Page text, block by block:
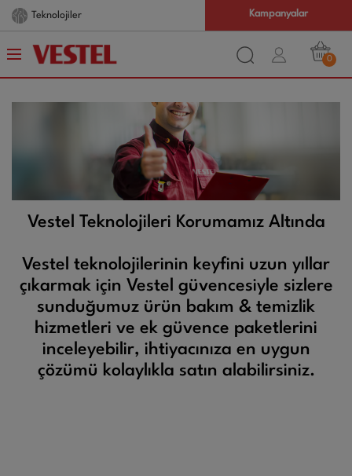
Teknolojiler Kampanyalar
0
Vestel Teknolojileri Korumamız Altında
Vestel teknolojilerinin keyfini uzun yıllar
çıkarmak için Vestel güvencesiyle sizlere
sunduğumuz ürün bakım & temizlik
hizmetleri ve ek güvence paketlerini
inceleyebilir, ihtiyacınıza en uygun
çözümü kolaylıkla satın alabilirsiniz.